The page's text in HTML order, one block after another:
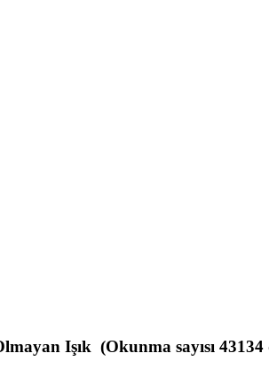
Işık (Okunma sayısı 43134